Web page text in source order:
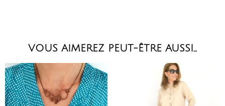
VOUS AIMEREZ PEUT-ÊTRE AUSSI…